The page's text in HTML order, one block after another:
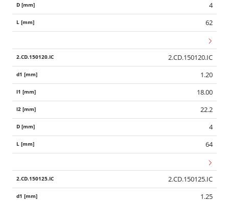
4
62
2.CD.150120.IC
1.20
18.00
22.2
4
64
2.CD.150125.IC
1.25